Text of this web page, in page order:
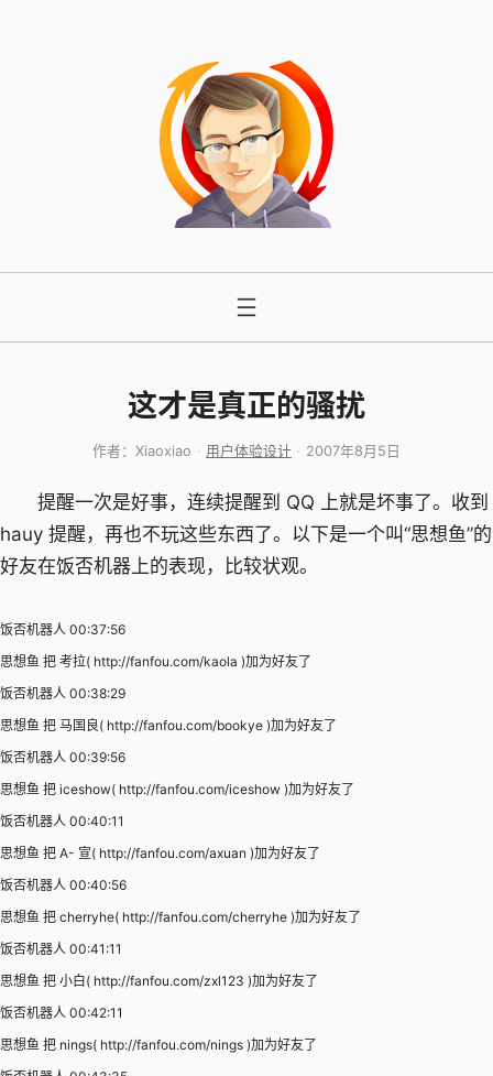
这才是真正的骚扰
作者： Xiaoxiao 用户体验设计 2007年8月5日
提醒一次是好事，连续提醒到 QQ 上就是坏事了。收到
hauy 提醒，再也不玩这些东西了。以下是一个叫“思想鱼”的
好友在饭否机器上的表现，比较状观。
饭否机器人 00:37:56
思想鱼 把 考拉( http://fanfou.com/kaola )加为好友了
饭否机器人 00:38:29
思想鱼 把 马国良( http://fanfou.com/bookye )加为好友了
饭否机器人 00:39:56
思想鱼 把 iceshow( http://fanfou.com/iceshow )加为好友了
饭否机器人 00:40:11
思想鱼 把 A- 宣( http://fanfou.com/axuan )加为好友了
饭否机器人 00:40:56
思想鱼 把 cherryhe( http://fanfou.com/cherryhe )加为好友了
饭否机器人 00:41:11
思想鱼 把 小白( http://fanfou.com/zxl123 )加为好友了
饭否机器人 00:42:11
思想鱼 把 nings( http://fanfou.com/nings )加为好友了